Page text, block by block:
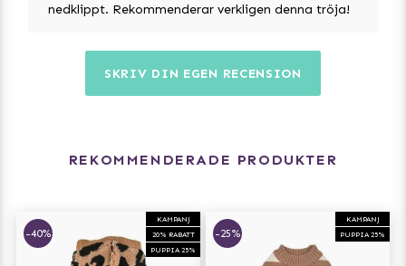
nedklippt. Rekommenderar verkligen denna tröja!
SKRIV DIN EGEN RECENSION
REKOMMENDERADE PRODUKTER
KAMPANJ
20% RABATT
PUPPIA 25%
-40%
KAMPANJ
PUPPIA 25%
-25%